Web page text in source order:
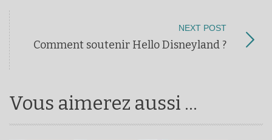
NEXT POST
Comment soutenir Hello Disneyland ?
Vous aimerez aussi ...